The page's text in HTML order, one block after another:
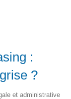
:
?
et administrative